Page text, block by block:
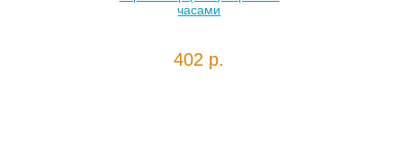
часами
402 р.